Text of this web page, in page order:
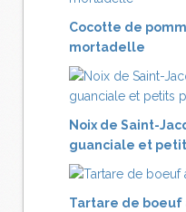
Cocotte de
mortadelle
Noix de Saint-
guanciale et
Tartare de boeuf